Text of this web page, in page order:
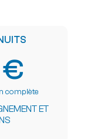
complète
ET